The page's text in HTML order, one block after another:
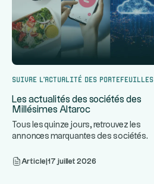
Suivre l’actualité des portefeuilles
Les actualités des sociétés des
Millésimes Altaroc
Tous les quinze jours, retrouvez les
annonces marquantes des sociétés
Article 17 juillet 2026